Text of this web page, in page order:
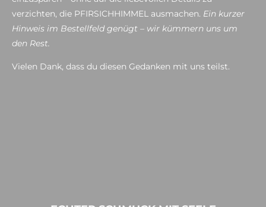
verzichten, die PFIRSICHHIMMEL ausmachen. Ein kurzer
Hinweis im Bestellfeld genügt – wir kümmern uns um
den Rest.
Vielen Dank, dass du diesen Gedanken mit uns teilst.